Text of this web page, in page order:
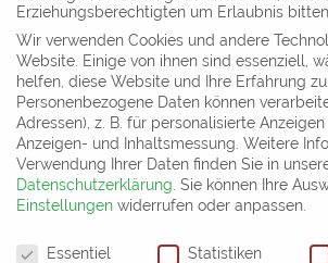
Travel to a different landscape
imagination to soar. Your journey
stimulate or
provide stillness
ease tired muscles
rejuvenate body and
Erziehungsberechtigten um Erlaubnis bitten.
Wir verwenden Cookies und andere
Website. Einige von ihnen sind essenziell,
helfen, diese Website und Ihre Erfahrung zu
Personenbezogene Daten können
Adressen), z. B. für personalisierte
Anzeigen- und Inhaltsmessung. Weitere
Verwendung Ihrer Daten finden Sie in
Datenschutzerklärung Sie können Ihre
Einstellungen widerrufen oder anpassen.
Essentiel
Statistiken